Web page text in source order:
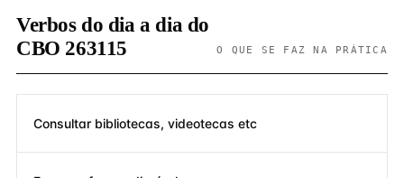
Verbos do dia a dia do
CBO 263115
O QUE SE FAZ NA PRÁTICA
Consultar bibliotecas, videotecas etc